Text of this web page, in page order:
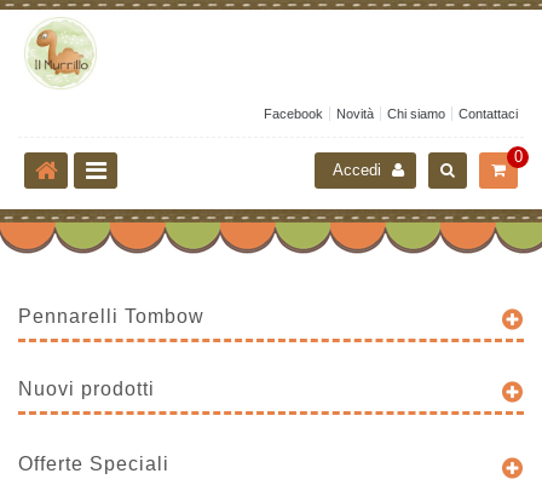
Facebook Novità Chi siamo Contattaci
0
Accedi
Pennarelli Tombow
Nuovi prodotti
Offerte Speciali